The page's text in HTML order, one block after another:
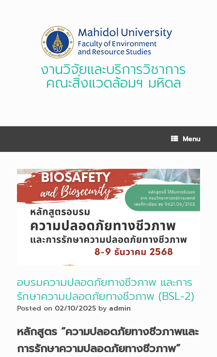
งานวิจัยและบริการวิชาการ
คณะสิ่งแวดล้อมฯ มหิดล
Menu
อบรมความปลอดภัยทางชีวภาพ และการ
รักษาความปลอดภัยทางชีวภาพ (BSL-2)
Posted on 02/10/2025 by admin
หลักสูตร “ความปลอดภัยทางชีวภาพและ
การรักษาความปลอดภัยทางชีวภาพ”